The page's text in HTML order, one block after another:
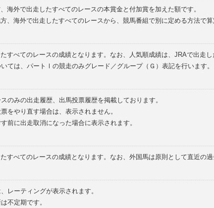
海外で出走したすべてのレースの本賞金と付加賞を加えた額です。
、海外で出走したすべてのレースから、競馬番組で別に定める方法で算
すべてのレースの成績となります。なお、人気順成績は、JRAで出走し
ては、パートⅠの競走のみグレード／グループ（Ｇ）表記を行います。
のみの出走履歴、出馬投票履歴を掲載しております。
をやり直す場合は、表示されません。
前に出走取消になった場合に表示されます。
すべてのレースの成績となります。なお、外国馬は原則として直近の過
レーティングが表示されます。
不定期です。